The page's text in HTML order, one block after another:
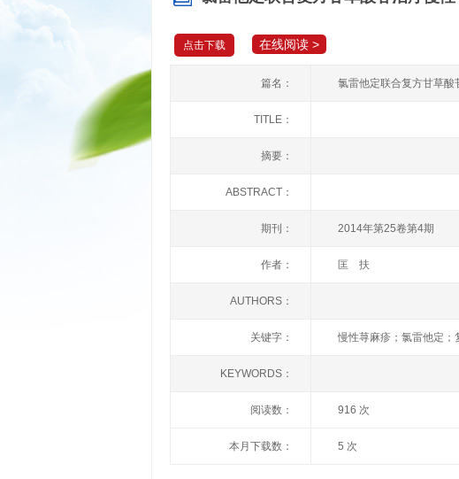
在线阅读 >
篇名： 氯雷他定联合复方甘草
TITLE：
摘要：
ABSTRACT：
期刊： 2014年第25卷第4期
作者： 匡 扶
AUTHORS：
关键字： 慢性荨麻疹；氯雷他定
KEYWORDS：
阅读数： 916 次
本月下载数： 5 次